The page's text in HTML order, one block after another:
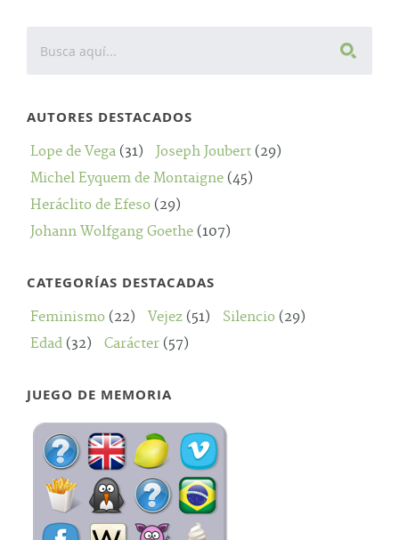
AUTORES DESTACADOS
Lope de Vega (31) Joseph Joubert (29)
Michel Eyquem de Montaigne (45)
Heráclito de Efeso (29)
Johann Wolfgang Goethe (107)
CATEGORÍAS DESTACADAS
Feminismo (22) Vejez (51) Silencio (29)
Edad (32) Carácter (57)
JUEGO DE MEMORIA